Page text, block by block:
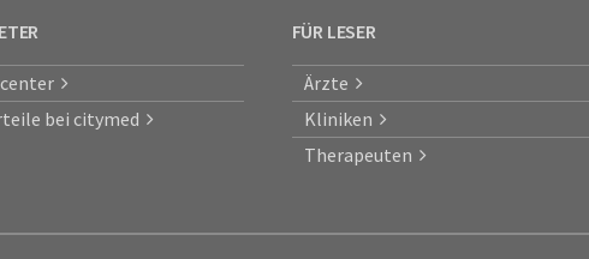
bei citymed
FÜR LESER
Ärzte
Kliniken
Therapeuten